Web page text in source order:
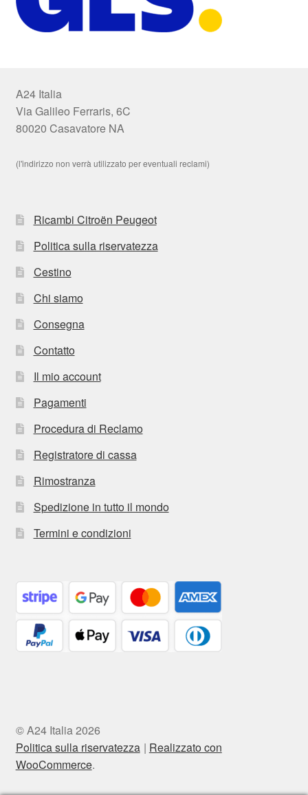
A24 Italia
Via Galileo Ferraris, 6C
80020 Casavatore NA
(l'indirizzo non verrà utilizzato per eventuali reclami)
Ricambi Citroën Peugeot
Politica sulla riservatezza
Cestino
Chi siamo
Consegna
Contatto
Il mio account
Pagamenti
Procedura di Reclamo
Registratore di cassa
Rimostranza
Spedizione in tutto il mondo
Termini e condizioni
© A24 Italia 2026
Politica sulla riservatezza
Realizzato con
WooCommerce.